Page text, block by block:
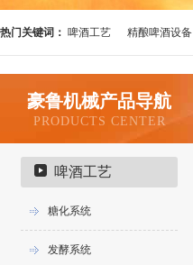
热门关键词： 啤酒工艺 精酿啤酒设备
豪鲁机械产品导航
PRODUCTS CENTER
啤酒工艺
糖化系统
发酵系统